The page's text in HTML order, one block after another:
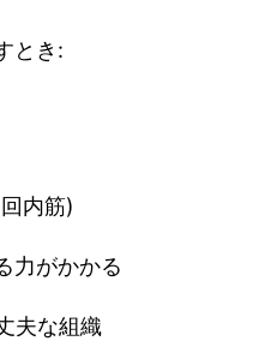
とき:
内筋)
力がかかる
夫な組織